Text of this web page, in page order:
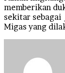
memberikan
sekitar
Migas yang